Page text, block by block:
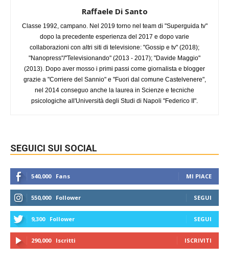
Raffaele Di Santo
Classe 1992, campano. Nel 2019 torno nel team di "Superguida tv"
dopo la precedente esperienza del 2017 e dopo varie
collaborazioni con altri siti di televisione: "Gossip e tv" (2018);
"Nanopress"/"Televisionando" (2013 - 2017); "Davide Maggio"
(2013). Dopo aver mosso i primi passi come giornalista e blogger
grazie a "Corriere del Sannio" e "Fuori dal comune Castelvenere",
nel 2014 conseguo anche la laurea in Scienze e tecniche
psicologiche all'Università degli Studi di Napoli "Federico II".
SEGUICI SUI SOCIAL
540,000 Fans MI PIACE
550,000 Follower SEGUI
9,300 Follower SEGUI
290,000 Iscritti ISCRIVITI